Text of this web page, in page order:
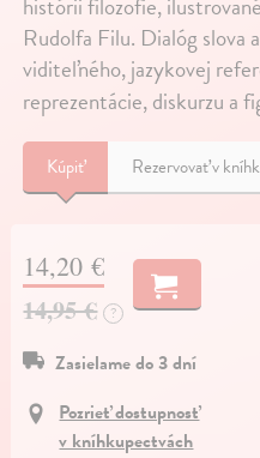
histórii filozofie,
Rudolfa Filu. Dialóg slova
viditeľného, jazykovej
reprezentácie, diskurzu a
Kúpiť Rezervovať v
14,20 €
14,95 €
?
Zasielame do 3 dní
Pozrieť dostupnosť
v kníhkupectvách